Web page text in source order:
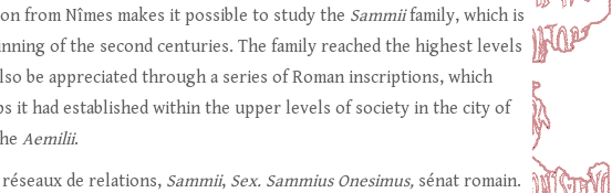
from Nîmes makes it possible to study the Sammiifamily, which is
of the second centuries. The family reached the highest levels
be appreciated through a series of Roman inscriptions, which
it had established within the upper levels of society in the city of
Aemilii.
de relations, Sammii, Sex. Sammius Onesimus, sénat romain.